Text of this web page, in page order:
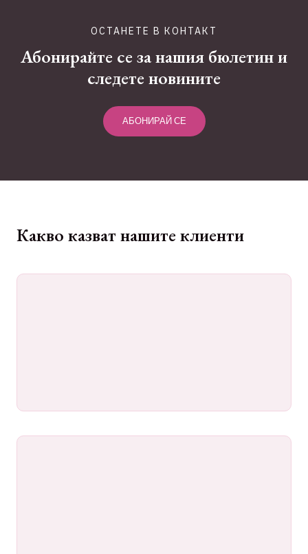
ОСТАНЕТЕ В КОНТАКТ
Абонирайте се за нашия бюлетин и
следете новините
АБОНИРАЙ СЕ
Какво казват нашите клиенти